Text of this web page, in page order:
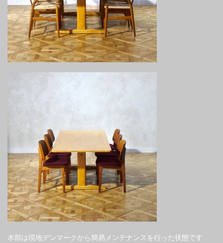
木部は現地デンマークから簡易メンテナンスを行った状態です